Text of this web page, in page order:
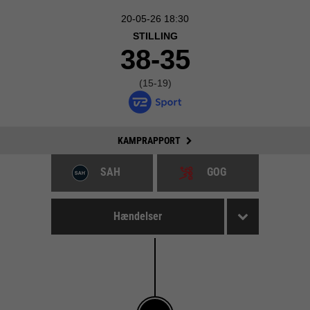
20-05-26 18:30
STILLING
38-35
(15-19)
KAMPRAPPORT
SAH GOG
Hændelser